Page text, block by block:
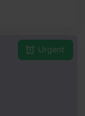
Urgent